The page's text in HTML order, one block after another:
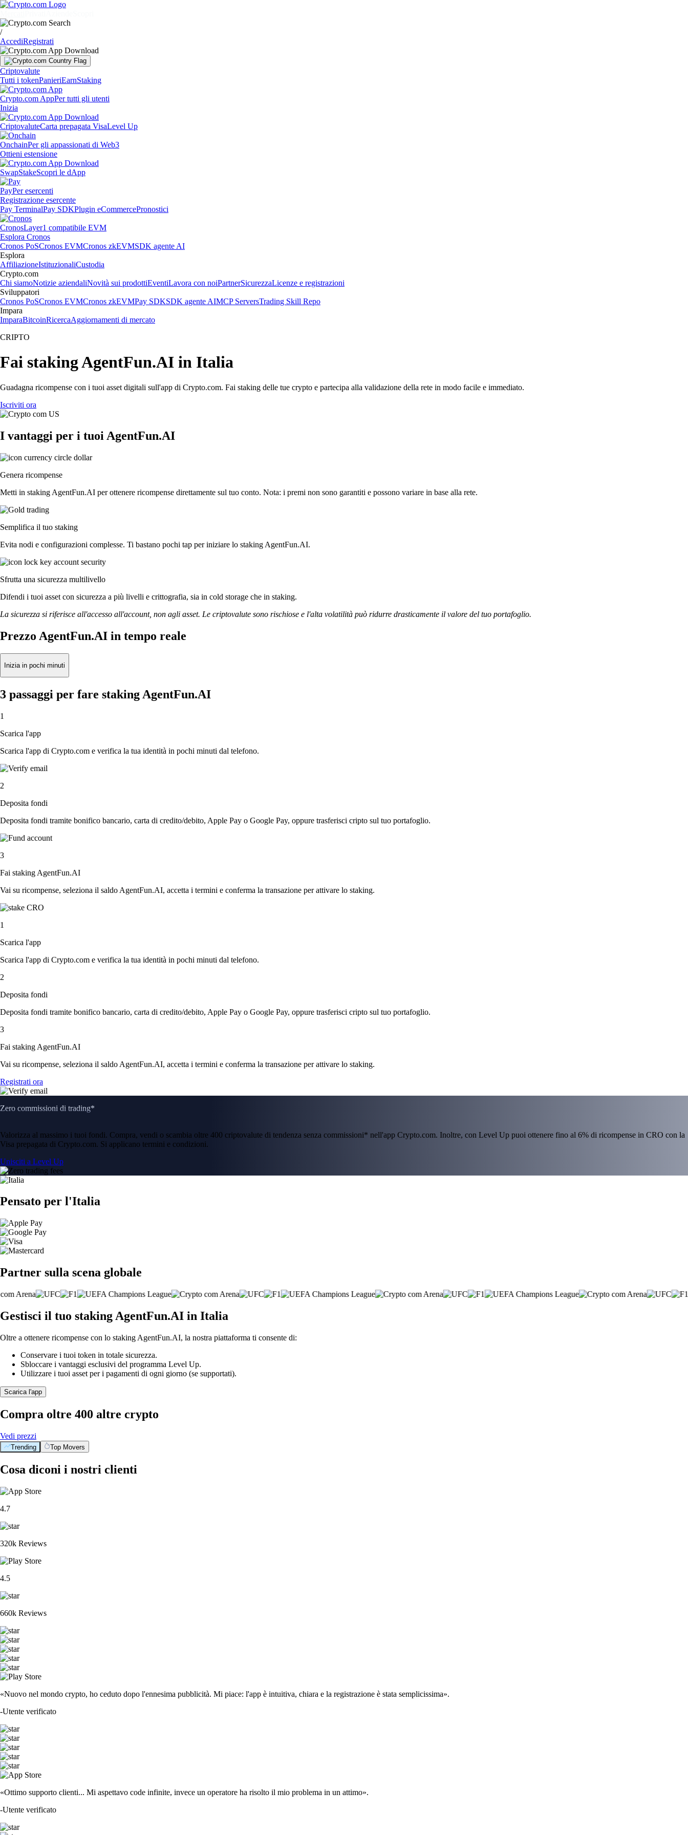
/
AccediRegistrati
Criptovalute
Tutti i tokenPanieriEarnStaking
Crypto.com AppPer tutti gli utenti
Inizia
CriptovaluteCarta prepagata VisaLevel Up
OnchainPer gli appassionati di Web3
Ottieni estensione
SwapStakeScopri le dApp
PayPer esercenti
Registrazione esercente
Pay TerminalPay SDKPlugin eCommercePronostici
CronosLayer1 compatibile EVM
Esplora Cronos
Cronos PoSCronos EVMCronos zkEVMSDK agente AI
Esplora
AffiliazioneIstituzionaliCustodia
Crypto.com
Chi siamoNotizie aziendaliNovità sui prodottiEventiLavora con noiPartnerSicurezzaLicenze e registrazioni
Sviluppatori
Cronos PoSCronos EVMCronos zkEVMPay SDKSDK agente AIMCP ServersTrading Skill Repo
Impara
ImparaBitcoinRicercaAggiornamenti di mercato
CRIPTO
Fai staking AgentFun.AI in Italia
Guadagna ricompense con i tuoi asset digitali sull'app di Crypto.com. Fai staking delle tue crypto e partecipa alla validazione della rete in modo facile e immediato.
Iscriviti ora
I vantaggi per i tuoi AgentFun.AI
Genera ricompense
Metti in staking AgentFun.AI per ottenere ricompense direttamente sul tuo conto. Nota: i premi non sono garantiti e possono variare in base alla rete.
Semplifica il tuo staking
Evita nodi e configurazioni complesse. Ti bastano pochi tap per iniziare lo staking AgentFun.AI.
Sfrutta una sicurezza multilivello
Difendi i tuoi asset con sicurezza a più livelli e crittografia, sia in cold storage che in staking.
La sicurezza si riferisce all'accesso all'account, non agli asset. Le criptovalute sono rischiose e l'alta volatilità può ridurre drasticamente il valore del tuo portafoglio.
Prezzo AgentFun.AI in tempo reale
Inizia in pochi minuti
3 passaggi per fare staking AgentFun.AI
1
Scarica l'app
Scarica l'app di Crypto.com e verifica la tua identità in pochi minuti dal telefono.
2
Deposita fondi
Deposita fondi tramite bonifico bancario, carta di credito/debito, Apple Pay o Google Pay, oppure trasferisci cripto sul tuo portafoglio.
3
Fai staking AgentFun.AI
Vai su ricompense, seleziona il saldo AgentFun.AI, accetta i termini e conferma la transazione per attivare lo staking.
1
Scarica l'app
Scarica l'app di Crypto.com e verifica la tua identità in pochi minuti dal telefono.
2
Deposita fondi
Deposita fondi tramite bonifico bancario, carta di credito/debito, Apple Pay o Google Pay, oppure trasferisci cripto sul tuo portafoglio.
3
Fai staking AgentFun.AI
Vai su ricompense, seleziona il saldo AgentFun.AI, accetta i termini e conferma la transazione per attivare lo staking.
Registrati ora
Zero commissioni di trading*
Valorizza al massimo i tuoi fondi. Compra, vendi o scambia oltre 400 criptovalute di tendenza senza commissioni* nell'app Crypto.com. Inoltre, con Level Up puoi ottenere fino al 6% di ricompense in CRO con la
Visa prepagata di Crypto.com. Si applicano termini e condizioni.
Unisciti a Level Up
Pensato per l'Italia
Partner sulla scena globale
Gestisci il tuo staking AgentFun.AI in Italia
Oltre a ottenere ricompense con lo staking AgentFun.AI, la nostra piattaforma ti consente di:
Conservare i tuoi token in totale sicurezza.
Sbloccare i vantaggi esclusivi del programma Level Up.
Utilizzare i tuoi asset per i pagamenti di ogni giorno (se supportati).
Scarica l'app
Compra oltre 400 altre crypto
Vedi prezzi
Trending Top Movers
Cosa diconi i nostri clienti
4.7
320k Reviews
4.5
660k Reviews
«Nuovo nel mondo crypto, ho ceduto dopo l'ennesima pubblicità. Mi piace: l'app è intuitiva, chiara e la registrazione è stata semplicissima».
-Utente verificato
«Ottimo supporto clienti... Mi aspettavo code infinite, invece un operatore ha risolto il mio problema in un attimo».
-Utente verificato